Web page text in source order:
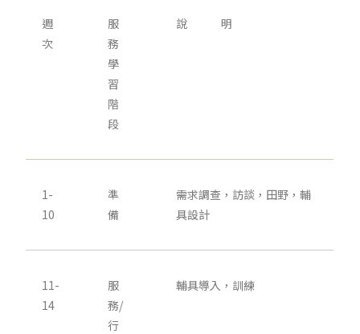
週
次
服
務
學
習
階
段
說 明
1-
10
準
備
需求調查，訪談，田野，輔
具設計
11-
14
服
務/
行
輔具導入，訓練